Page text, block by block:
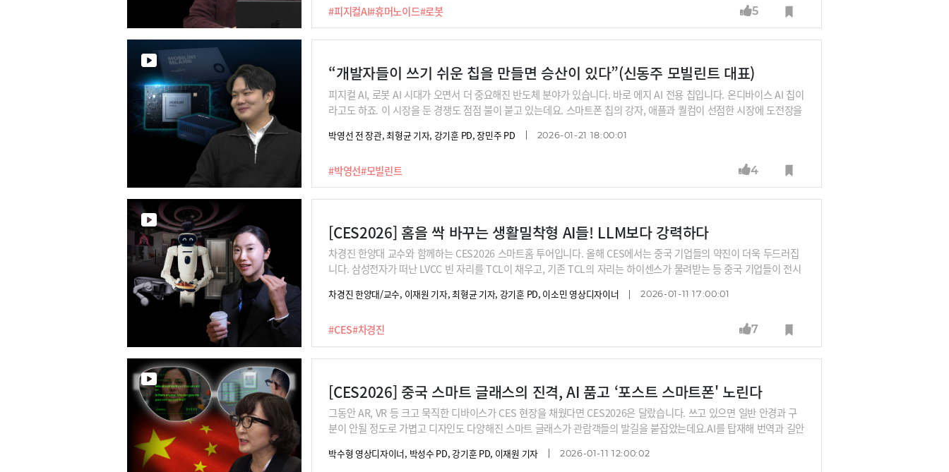
#피지컬AI#휴머노이드#로봇 5
“개발자들이 쓰기 쉬운 칩을 만들면 승산이 있다”(신동주 모빌린트 대표)
#박영선#모빌린트
피지컬 AI, 로봇 AI 시대가 오면서 더 중요해진 반도체 분야가 있습니다. 바로 에지 AI 전용 칩입니다. 온디바이스 AI 칩이
라고도 하죠. 이 시장을 둔 경쟁도 점점 불이 붙고 있는데요. 스마트폰 칩의 강자, 애플과 퀄컴이 선점한 시장에 도전장을
어필한다는 신동주 모빌린트 대표의 설명을 들어봅니다.
박영선 전 장관, 최형균 기자, 강기훈 PD, 장민주 PD 2026-01-21 18:00:01
4
[CES2026] 홈을 싹 바꾸는 생활밀착형 AI들! LLM보다 강력하다
#CES#차경진
차경진 한양대 교수와 함께하는 CES2026 스마트홈 투어입니다. 올해 CES에서는 중국 기업들의 약진이 더욱 두드러집
니다. 삼성전자가 떠난 LVCC 빈 자리를 TCL이 채우고, 기존 TCL의 자리는 하이센스가 물려받는 등 중국 기업들이 전시
드를 만든다"고 자부할 정도입니다.놀라운 속도로 발전하고 있는 중국 기업들을 상대로 우리 기업들은 어떻게 대응해야
제안하는지 보시죠. 따뜻하고 섬세한 LG의 감성지능, 안마의자로만 알려졌던 세라젬의 AI 웰니스홈도 함께 소개합니다.
차경진 한양대/교수, 이재원 기자, 최형균 기자, 강기훈 PD, 이소민 영상디자이너 2026-01-11 17:00:01
7
[CES2026] 중국 스마트 글래스의 진격, AI 품고 ‘포스트 스마트폰' 노린다
그동안 AR, VR 등 크고 묵직한 디바이스가 CES 현장을 채웠다면 CES2026은 달랐습니다. 쓰고 있으면 일반 안경과 구
분이 안될 정도로 가볍고 디자인도 다양해진 스마트 글래스가 관람객들의 발길을 붙잡았는데요.AI를 탑재해 번역과 길안
강조하는 게 아니라 일상에서도 항상 안경처럼 쓸 수 있다는 점을 내세운 것이죠.어떤 기업들이 이 시장을 공략하고 있는
박수형 영상디자이너, 박성수 PD, 강기훈 PD, 이재원 기자 2026-01-11 12:00:02